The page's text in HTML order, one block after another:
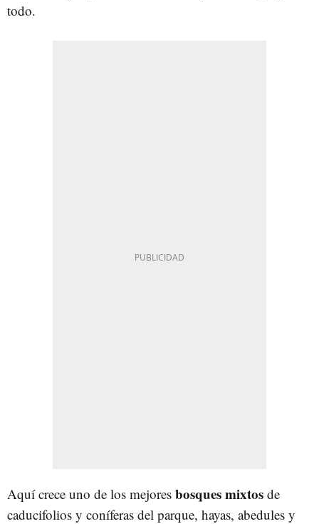
todo.
Aquí crece uno de los mejores bosques mixtos de
caducifolios y coníferas del parque, hayas, abedules y